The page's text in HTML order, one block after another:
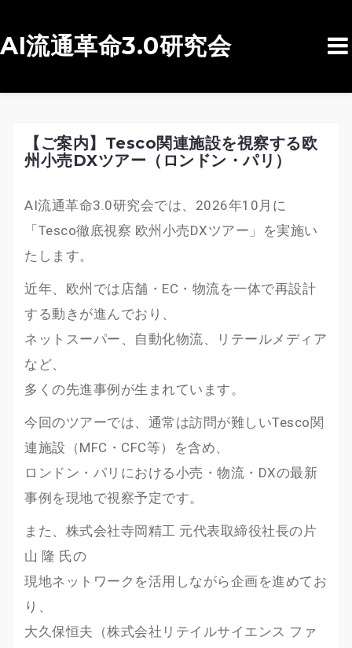
コ
AI流通革命3.0研究会
【ご案内】Tesco関連施設を視察する欧
州小売DXツアー（ロンドン・パリ）
AI流通革命3.0研究会では、2026年10月に
「Tesco徹底視察 欧州小売DXツアー」を実施い
たします。
近年、欧州では店舗・EC・物流を一体で再設計
する動きが進んでおり、
ネットスーパー、自動化物流、リテールメディア
など、
多くの先進事例が生まれています。
今回のツアーでは、通常は訪問が難しいTesco関
連施設（MFC・CFC等）を含め、
ロンドン・パリにおける小売・物流・DXの最新
事例を現地で視察予定です。
また、株式会社寺岡精工 元代表取締役社長の片
山 隆 氏の
現地ネットワークを活用しながら企画を進めてお
り、
大久保恒夫（株式会社リテイルサイエンス ファ